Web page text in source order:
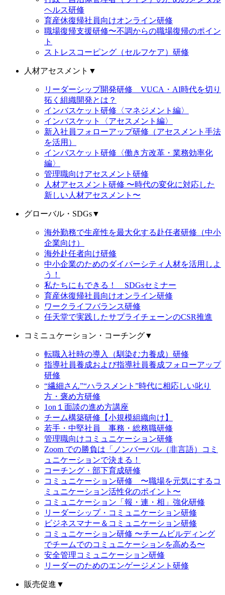
ヘルス研修
育産休復帰社員向けオンライン研修
職場復帰支援研修〜不調からの職場復帰のポイン
ト
ストレスコーピング（セルフケア）研修
人材アセスメント ▼
リーダーシップ開発研修 VUCA・AI時代を切り
拓く組織開発とは？
インバスケット研修〈マネジメント編〉
インバスケット〈アセスメント編〉
新入社員フォローアップ研修（アセスメント手法
を活用）
インバスケット研修〈働き方改革・業務効率化
編〉
管理職向けアセスメント研修
人材アセスメント研修 〜時代の変化に対応した
新しい人材アセスメント〜
グローバル・SDGs▼
海外勤務で生産性を最大化する赴任者研修（中小
企業向け）
海外赴任者向け研修
中小企業のためのダイバーシティ人材を活用しよ
う！
私たちにもできる！ SDGsセミナー
育産休復帰社員向けオンライン研修
ワークライフバランス研修
任天堂で実践したサプライチェーンのCSR推進
コミニュケーション・コーチング▼
転職入社時の導入（馴染む力養成）研修
指導社員養成および指導社員養成フォローアップ
研修
“繊細さん”“ハラスメント”時代に相応しい叱り
方・褒め方研修
1on１面談の進め方講座
チーム構築研修【小規模組織向け】
若手・中堅社員 事務・総務職研修
管理職向けコミュニケーション研修
Zoom での勝負は「ノンバーバル（非言語）コミ
ュニケーションで決まる！
コーチング・部下育成研修
コミュニケーション研修 〜職場を元気にするコ
ミュニケーション活性化のポイント〜
コミュニケーション「報・連・相」強化研修
リーダーシップ・コミュニケーション研修
ビジネスマナー＆コミュニケーション研修
コミュニケーション研修 〜チームビルディング
でチームでのコミュニケーションを高める〜
安全管理コミュニケーション研修
リーダーのためのエンゲージメント研修
販売促進 ▼